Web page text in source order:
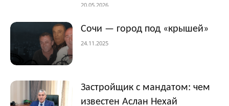
20.05.2026
Сочи — город под «крышей»
24.11.2025
Застройщик с мандатом: чем
известен Аслан Нехай